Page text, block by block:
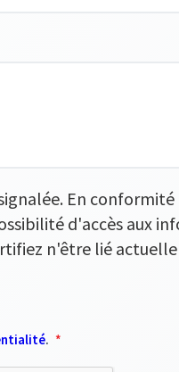
En conformité
d'accès aux
n'être lié
.